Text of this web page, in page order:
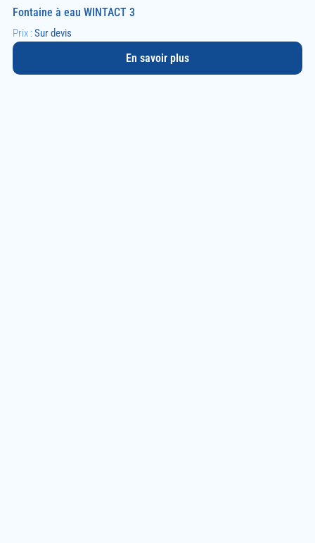
Fontaine à eau WINTACT 3
Prix : Sur devis
En savoir plus